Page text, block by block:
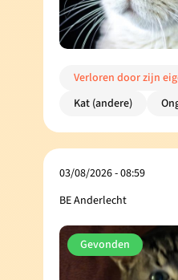
Verloren door zijn
Kat (andere)
03/08/2026 - 08:59
BE Anderlecht
Gevonden